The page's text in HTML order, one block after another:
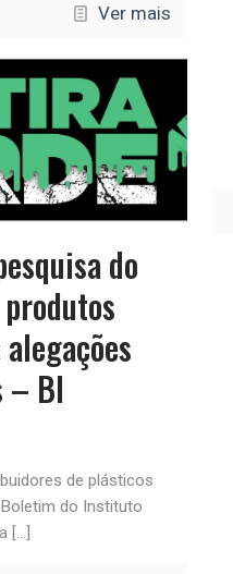
Ver mais
do
– BI
de plásticos
do Instituto
[…]